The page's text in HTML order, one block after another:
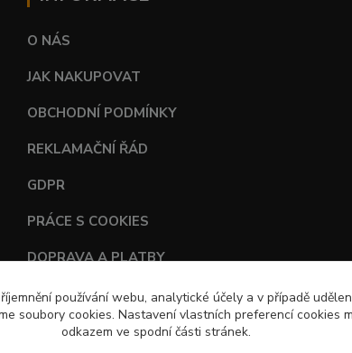
O NÁS
JAK NAKUPOVAT
OBCHODNÍ PODMÍNKY
REKLAMAČNÍ ŘÁD
GDPR
PRÁCE S COOKIES
DOPRAVA A PLATBY
TABULKY VELIKOSTÍ
používání webu, analytické účely a v případě
soubory cookies. Nastavení vlastních preferencí cookies
odkazem ve spodní části stránek.